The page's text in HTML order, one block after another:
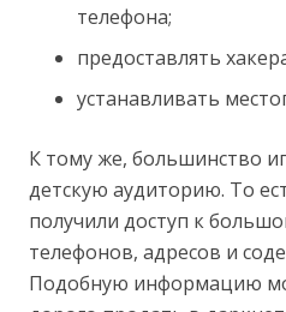
телефона;
предоставлять
устанавливать
К тому же, большинство
детскую аудиторию. То
получили доступ к
телефонов, адресов и
Подобную информацию